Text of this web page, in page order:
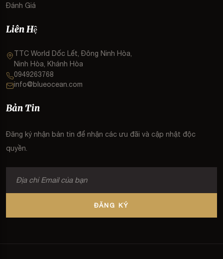
Đánh Giá
Liên Hệ
TTC World Dốc Lết, Đông Ninh Hòa,
Ninh Hòa, Khánh Hòa
0949263768
info@blueocean.com
Bản Tin
Đăng ký nhận bản tin để nhận các ưu đãi và cập nhật độc
quyền.
ĐĂNG KÝ